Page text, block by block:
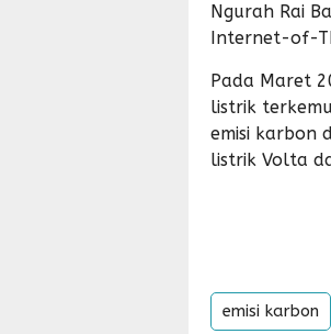
Ngurah Rai
Internet-of-
Pada Maret
listrik
emisi karbon
listrik Volta
emisi karbon